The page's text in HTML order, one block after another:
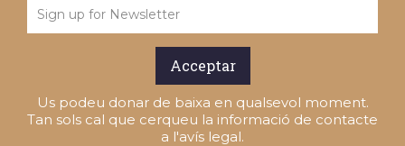
Us podeu donar de baixa en qualsevol moment.
Tan sols cal que cerqueu la informació de contacte
a l'avís legal.